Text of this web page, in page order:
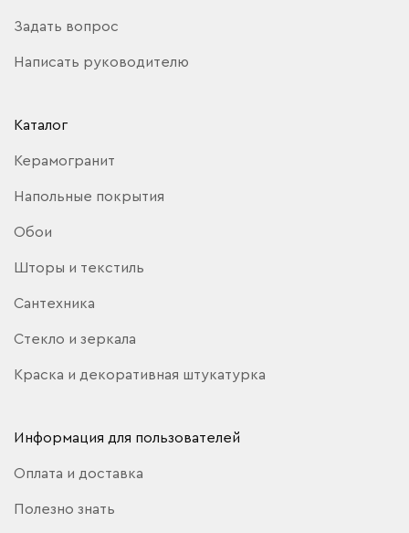
Задать вопрос
Написать руководителю
Каталог
Керамогранит
Напольные покрытия
Обои
Шторы и текстиль
Сантехника
Стекло и зеркала
Краска и декоративная штукатурка
Информация для пользователей
Оплата и доставка
Полезно знать